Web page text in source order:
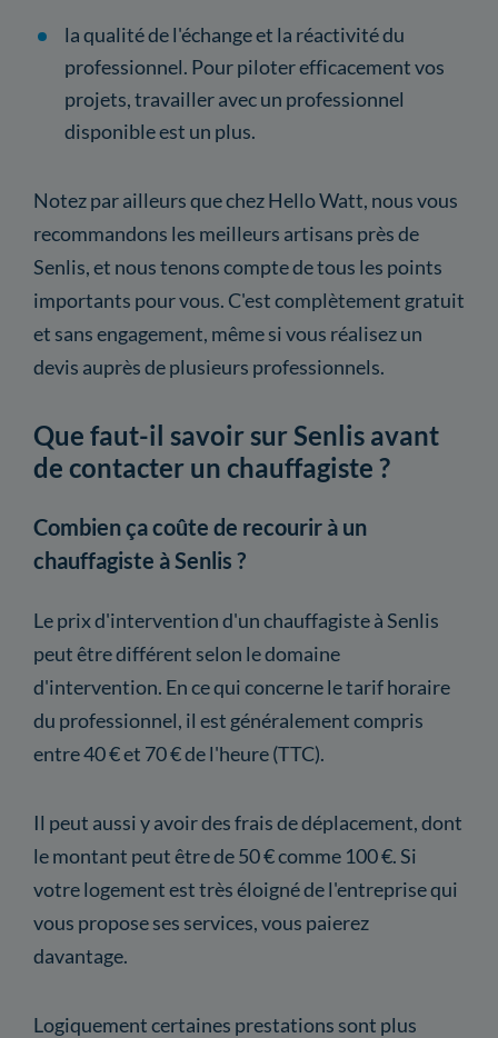
la qualité de l'échange et la réactivité du
professionnel. Pour piloter efficacement vos
projets, travailler avec un professionnel
disponible est un plus.
Notez par ailleurs que chez Hello Watt, nous vous
recommandons les meilleurs artisans près de
Senlis, et nous tenons compte de tous les points
importants pour vous. C'est complètement gratuit
et sans engagement, même si vous réalisez un
devis auprès de plusieurs professionnels.
Que faut-il savoir sur Senlis avant
de contacter un chauffagiste ?
Combien ça coûte de recourir à un
chauffagiste à Senlis ?
Le prix d'intervention d'un chauffagiste à Senlis
peut être différent selon le domaine
d'intervention. En ce qui concerne le tarif horaire
du professionnel, il est généralement compris
entre 40 € et 70 € de l'heure (TTC).
Il peut aussi y avoir des frais de déplacement, dont
le montant peut être de 50 € comme 100 €. Si
votre logement est très éloigné de l'entreprise qui
vous propose ses services, vous paierez
davantage.
Logiquement certaines prestations sont plus